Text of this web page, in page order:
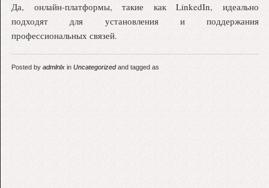
Да, онлайн-платформы, такие как LinkedIn, идеально
подходят для установления и поддержания
профессиональных связей.
Posted by admlnlx in Uncategorizedand tagged as